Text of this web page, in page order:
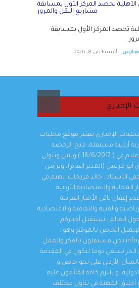
تحصد المركز الأول بمسابقة
أغسطس 8, 2026
الإخباري يعتبر موقع محليات
أردنية مستقلة، منح الرخصة
رسميا من هيئة الإعلام في ( 18/6/2017 ) ويمل وتتولى
أبو مريش (المدير العام)، ويرأس
الأستاذ : خالد فريحات. نهتم في
المحلية والاقتصادية الأردنية
باقي الأخبار العربية
والفنية والثقافية والاقتصادية
العالم . نستقبل أخباركم
الخاص بالموقع وهو :
info@mahaleyat.com نحن مستقلون بالفكر والعمل
الحر نسعى دوما لنكون في المقدمة
الأردني على نحو خاص و
و يلتزم كافة القائمون عليه
أخلاق المهنة في تناول مختلف